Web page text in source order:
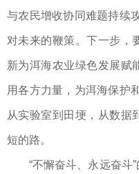
与农民增收协同难题持续
对未来的鞭策。下一步，
新为洱海农业绿色发展赋
用各方力量，为洱海保护
从实验室到田埂，从数据
短的路。
“不懈奋斗、永远奋斗